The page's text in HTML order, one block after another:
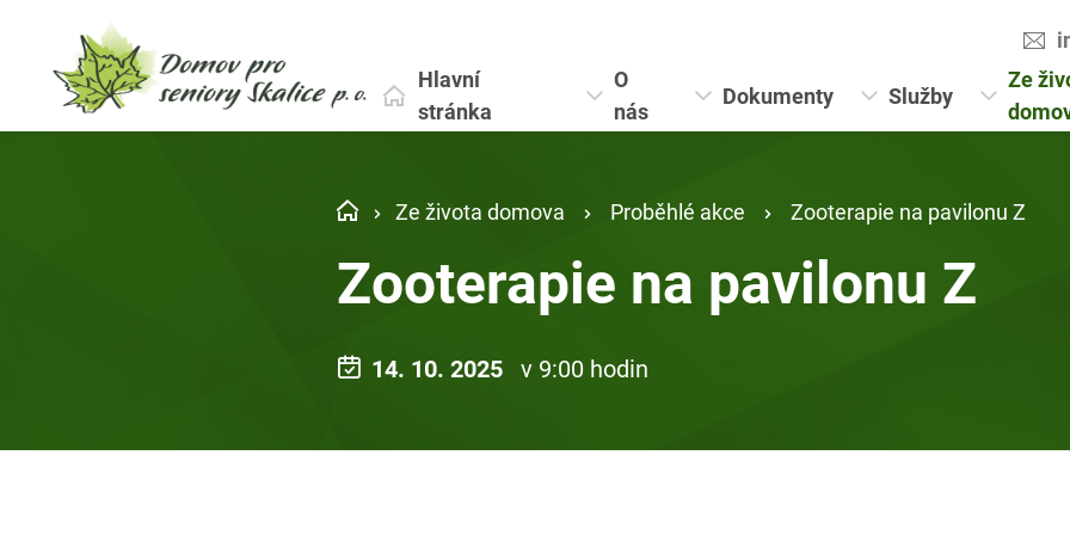
Hlavní
stránka
O
nás
Dokumenty Služby
Ze
Ze života domova Proběhlé akce Zooterapie na pavilonu Z
Zooterapie na pavilonu Z
14. 10. 2025 v 9:00 hodin